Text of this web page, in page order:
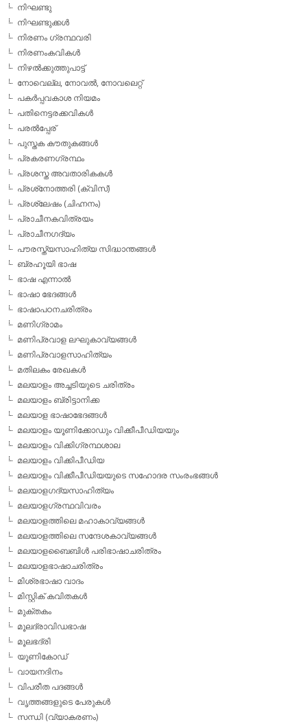
നിഘണ്ടു
നിഘണ്ടുക്കള്‍
നിരണം ഗ്രന്ഥവരി
നിരണംകവികള്‍
നിഴല്‍ക്കുത്തുപാട്ട്
നോവെല്ല, നോവല്‍, നോവലെറ്റ്
പകര്‍പ്പവകാശ നിയമം
പതിനെട്ടരക്കവികള്‍
പരല്‍പ്പേര്
പുസ്തക കൗതുകങ്ങള്‍
പ്രകരണഗ്രന്ഥം
പ്രശസ്ത അവതാരികകള്‍
പ്രശ്‌നോത്തരി (ക്വിസ്)
പ്രശ്ലേഷം (ചിഹ്നനം)
പ്രാചീനകവിത്രയം
പ്രാചീനഗദ്യം
പൗരസ്ത്യസാഹിത്യ സിദ്ധാന്തങ്ങള്‍
ബ്രഹൂയി ഭാഷ
ഭാഷ എന്നാല്‍
ഭാഷാ ഭേദങ്ങള്‍
ഭാഷാപഠനചരിത്രം
മണിഗ്രാമം
മണിപ്രവാള ലഘുകാവ്യങ്ങള്‍
മണിപ്രവാളസാഹിത്യം
മതിലകം രേഖകള്‍
മലയാളം അച്ചടിയുടെ ചരിത്രം
മലയാളം ബ്രിട്ടാനിക്ക
മലയാള ഭാഷാഭേദങ്ങള്‍
മലയാളം യൂണിക്കോഡും വിക്കീപീഡിയയും
മലയാളം വിക്കിഗ്രന്ഥശാല
മലയാളം വിക്കിപീഡിയ
മലയാളം വിക്കീപീഡിയയുടെ സഹോദര സംരംഭങ്ങള്‍
മലയാളഗദ്യസാഹിത്യം
മലയാളഗ്രന്ഥവിവരം
മലയാളത്തിലെ മഹാകാവ്യങ്ങള്‍
മലയാളത്തിലെ സന്ദേശകാവ്യങ്ങള്‍
മലയാളബൈബിള്‍ പരിഭാഷാചരിത്രം
മലയാളഭാഷാചരിത്രം
മിശ്രഭാഷാ വാദം
മിസ്റ്റിക് കവിതകള്‍
മുക്തകം
മൂലദ്രാവിഡഭാഷ
മൂലഭദ്രി
യൂണികോഡ്
വായനദിനം
വിപരീത പദങ്ങള്‍
വൃത്തങ്ങളുടെ പേരുകള്‍
സന്ധി (വ്യാകരണം)